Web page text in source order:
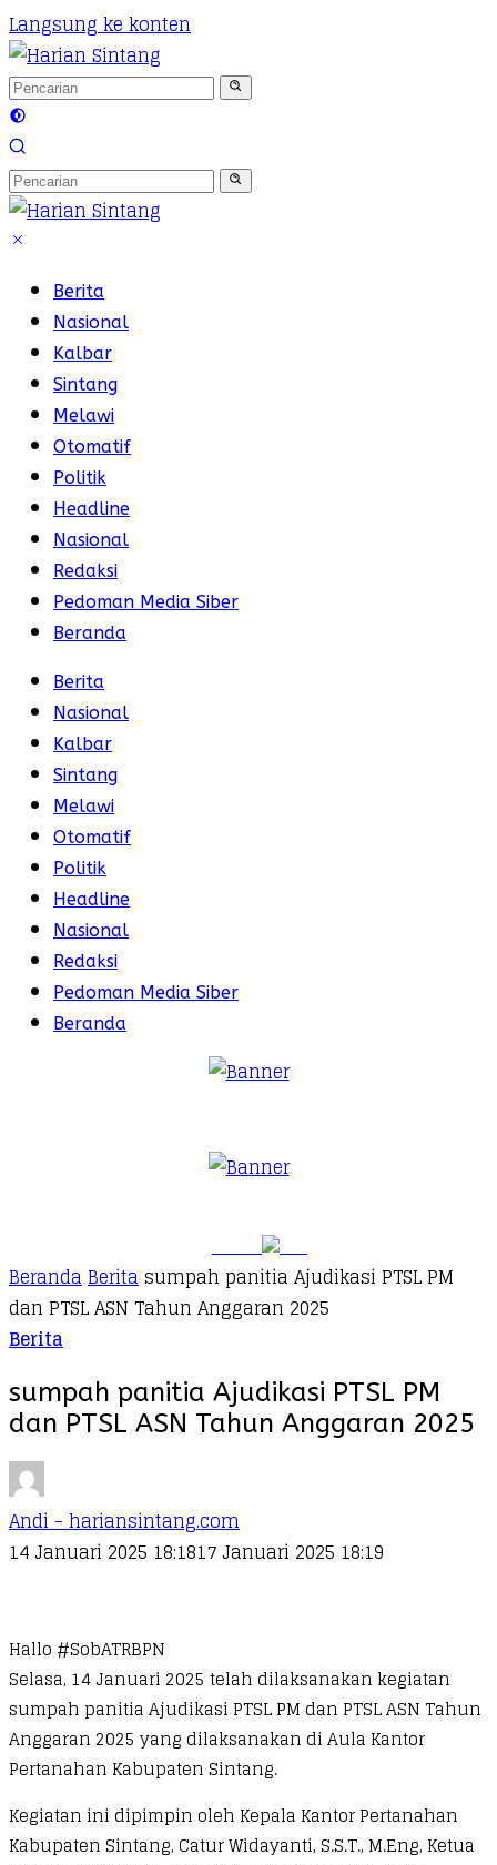
Langsung ke konten
Berita
Nasional
Kalbar
Sintang
Melawi
Otomatif
Politik
Headline
Nasional
Redaksi
Pedoman Media Siber
Beranda
Berita
Nasional
Kalbar
Sintang
Melawi
Otomatif
Politik
Headline
Nasional
Redaksi
Pedoman Media Siber
Beranda
BerandaBeritasumpah panitia Ajudikasi PTSL PM
dan PTSL ASN Tahun Anggaran 2025
Berita
sumpah panitia Ajudikasi PTSL PM
dan PTSL ASN Tahun Anggaran 2025
Andi - hariansintang.com
14 Januari 2025 18:1817 Januari 2025 18:19
Hallo #SobATRBPN
Selasa, 14 Januari 2025 telah dilaksanakan kegiatan
sumpah panitia Ajudikasi PTSL PM dan PTSL ASN Tahun
Anggaran 2025 yang dilaksanakan di Aula Kantor
Pertanahan Kabupaten Sintang.
Kegiatan ini dipimpin oleh Kepala Kantor Pertanahan
Kabupaten Sintang, Catur Widayanti, S.S.T., M.Eng, Ketua